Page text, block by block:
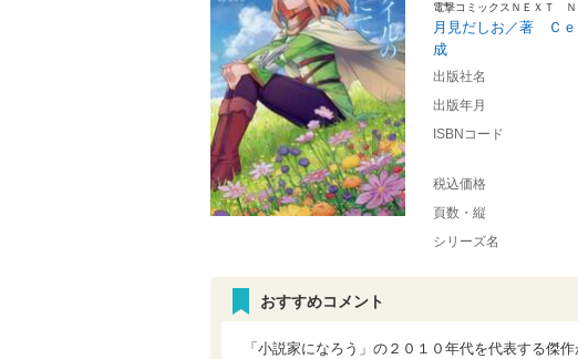
電撃コミックスＮＥＸＴ Ｎ
月見だしお／著 Ｃ
成
出版社名
出版年月
ISBNコード
税込価格
頁数・縦
シリーズ名
おすすめコメント
「小説家になろう」の２０１０年代を代表する傑